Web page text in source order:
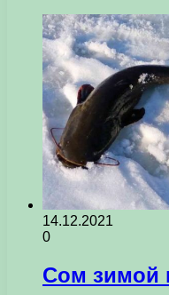
14.12.2021
0
Сом зимой